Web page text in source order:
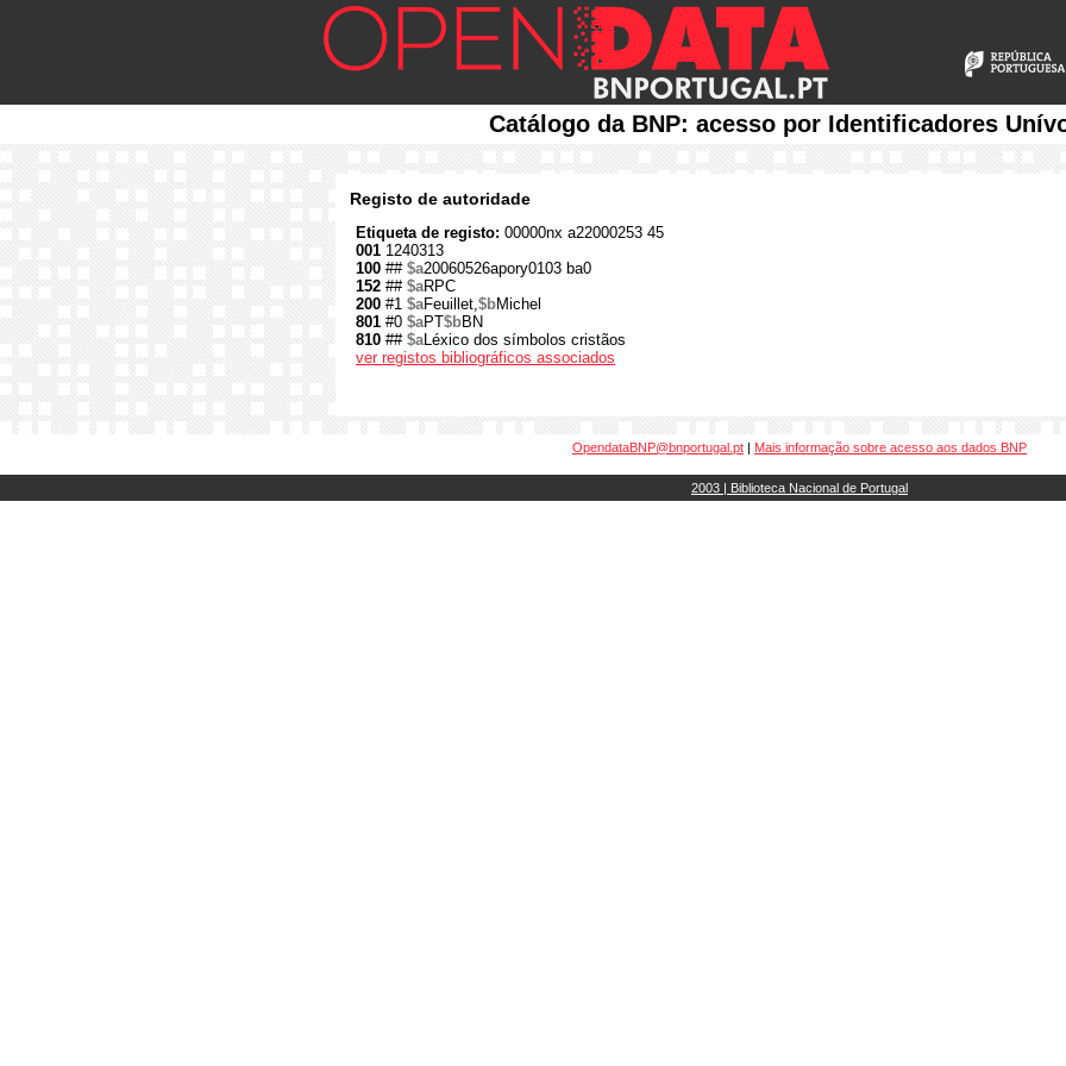
Catálogo da BNP: acesso por Identificadores
Registo de autoridade
Etiqueta de registo: 00000nx a22000253 45
001 1240313
100 ## $a20060526apory0103 ba0
152 ## $aRPC
200 #1 $aFeuillet,$bMichel
801 #0 $aPT$bBN
810 ## $aLéxico dos símbolos cristãos
ver registos bibliográficos associados
OpendataBNP@bnportugal.pt | Mais informação sobre acesso aos dados BNP
2003 | Biblioteca Nacional de Portugal